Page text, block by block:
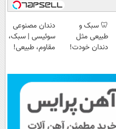
🦷 سبک و
طبیعی مثل
دندان خودت!
💳 📍 تهران
دندان مصنوعی
سوئیسی | سبک،
مقاوم، طبیعی!
اقساطی😍